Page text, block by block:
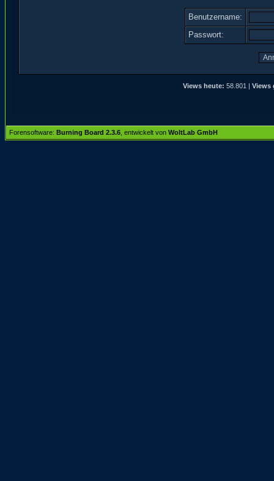
Benutzername:
Passwort:
Views heute: 58.801 | Views
Forensoftware: Burning Board 2.3.6 , entwickelt von WoltLab GmbH